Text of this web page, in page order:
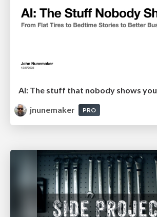
AI: The stuff that nobody shows you
jnunemaker
PRO